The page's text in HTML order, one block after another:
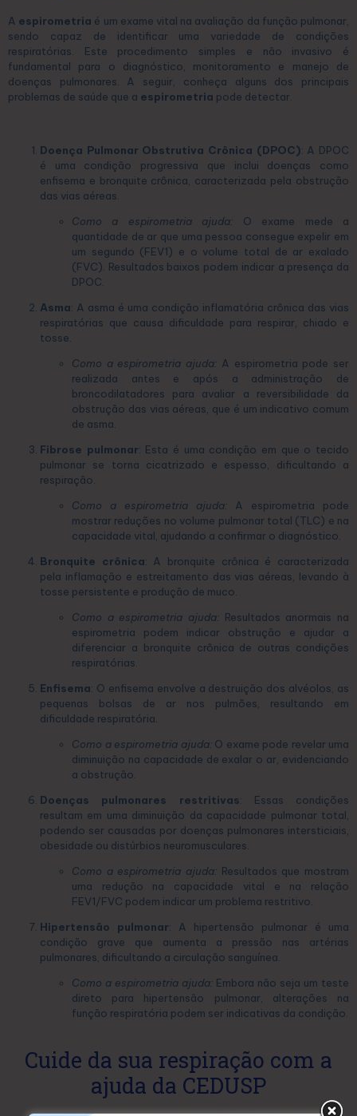
A espirometria é um exame vital na avaliação da função pulmonar,
sendo capaz de identificar uma variedade de condições
respiratórias. Este procedimento simples e não invasivo é
fundamental para o diagnóstico, monitoramento e manejo de
doenças pulmonares. A seguir, conheça alguns dos principais
problemas de saúde que a espirometria pode detectar.
Doença Pulmonar Obstrutiva Crônica (DPOC): A DPOC
é uma condição progressiva que inclui doenças como
enfisema e bronquite crônica, caracterizada pela obstrução
das vias aéreas.
Como a espirometria ajuda: O exame mede a
quantidade de ar que uma pessoa consegue expelir em
um segundo (FEV1) e o volume total de ar exalado
(FVC). Resultados baixos podem indicar a presença da
DPOC.
Asma: A asma é uma condição inflamatória crônica das vias
respiratórias que causa dificuldade para respirar, chiado e
tosse.
Como a espirometria ajuda: A espirometria pode ser
realizada antes e após a administração de
broncodilatadores para avaliar a reversibilidade da
obstrução das vias aéreas, que é um indicativo comum
de asma.
Fibrose pulmonar: Esta é uma condição em que o tecido
pulmonar se torna cicatrizado e espesso, dificultando a
respiração.
Como a espirometria ajuda: A espirometria pode
mostrar reduções no volume pulmonar total (TLC) e na
capacidade vital, ajudando a confirmar o diagnóstico.
Bronquite crônica: A bronquite crônica é caracterizada
pela inflamação e estreitamento das vias aéreas, levando à
tosse persistente e produção de muco.
Como a espirometria ajuda: Resultados anormais na
espirometria podem indicar obstrução e ajudar a
diferenciar a bronquite crônica de outras condições
respiratórias.
Enfisema: O enfisema envolve a destruição dos alvéolos, as
pequenas bolsas de ar nos pulmões, resultando em
dificuldade respiratória.
Como a espirometria ajuda:O exame pode revelar uma
diminuição na capacidade de exalar o ar, evidenciando
a obstrução.
Doenças pulmonares restritivas: Essas condições
resultam em uma diminuição da capacidade pulmonar total,
podendo ser causadas por doenças pulmonares intersticiais,
obesidade ou distúrbios neuromusculares.
Como a espirometria ajuda: Resultados que mostram
uma redução na capacidade vital e na relação
FEV1/FVC podem indicar um problema restritivo.
Hipertensão pulmonar: A hipertensão pulmonar é uma
condição grave que aumenta a pressão nas artérias
pulmonares, dificultando a circulação sanguínea.
Como a espirometria ajuda: Embora não seja um teste
direto para hipertensão pulmonar, alterações na
função respiratória podem ser indicativas da condição.
Cuide da sua respiração com a
ajuda da CEDUSP